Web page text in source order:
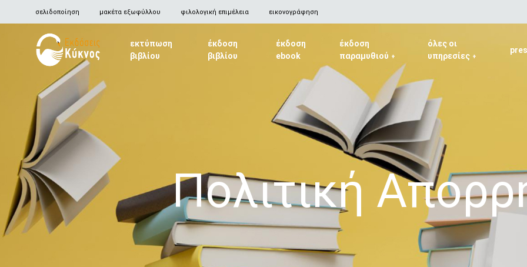
σελιδοποίηση μακέτα εξωφύλλου φιλολογική επιμέλεια εικονογράφηση
Kyknos
Publications
εκτύπωση
βιβλίου
έκδοση
βιβλίου
έκδοση
ebook
έκδοση
παραμυθιού +
όλες οι
υπηρεσίες +
Πολιτική